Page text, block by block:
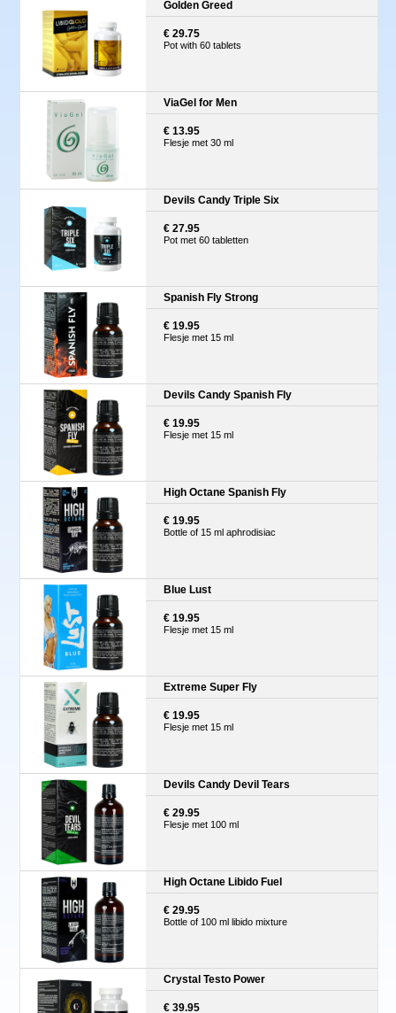
Golden Greed
€ 29.75
Pot with 60 tablets
ViaGel for Men
€ 13.95
Flesje met 30 ml
Devils Candy Triple Six
€ 27.95
Pot met 60 tabletten
Spanish Fly Strong
€ 19.95
Flesje met 15 ml
Devils Candy Spanish Fly
€ 19.95
Flesje met 15 ml
High Octane Spanish Fly
€ 19.95
Bottle of 15 ml aphrodisiac
Blue Lust
€ 19.95
Flesje met 15 ml
Extreme Super Fly
€ 19.95
Flesje met 15 ml
Devils Candy Devil Tears
€ 29.95
Flesje met 100 ml
High Octane Libido Fuel
€ 29.95
Bottle of 100 ml libido mixture
Crystal Testo Power
€ 39.95